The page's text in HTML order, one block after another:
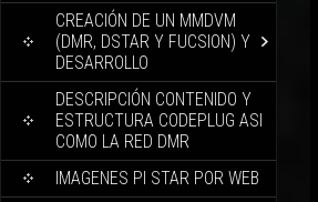
CREACIÓN DE UN MMDVM
(DMR, DSTAR Y FUCSION) Y
DESARROLLO
DESCRIPCIÓN CONTENIDO Y
ESTRUCTURA CODEPLUG ASI
COMO LA RED DMR
IMAGENES PI STAR POR WEB